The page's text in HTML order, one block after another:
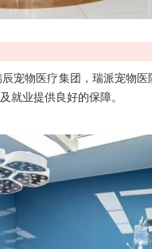
宠物医疗集团，瑞派宠物
就业提供良好的保障。